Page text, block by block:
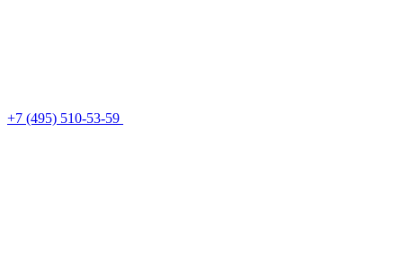
+7 (495) 510-53-59